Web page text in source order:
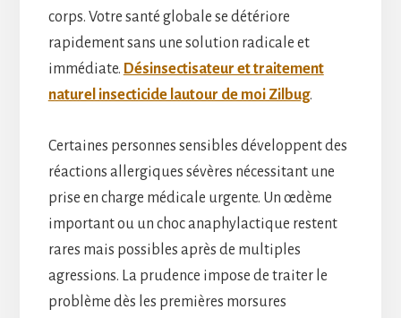
corps. Votre santé globale se détériore
rapidement sans une solution radicale et
immédiate. Désinsectisateur et traitement
naturel insecticide lautour de moi Zilbug.
Certaines personnes sensibles développent des
réactions allergiques sévères nécessitant une
prise en charge médicale urgente. Un œdème
important ou un choc anaphylactique restent
rares mais possibles après de multiples
agressions. La prudence impose de traiter le
problème dès les premières morsures